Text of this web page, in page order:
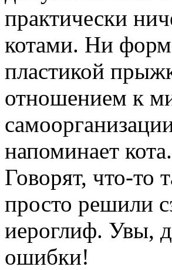
практически
котами. Ни
пластикой
отношением к
напоминает
Говорят, что-то
просто решили
иероглиф. Увы,
ошибки!